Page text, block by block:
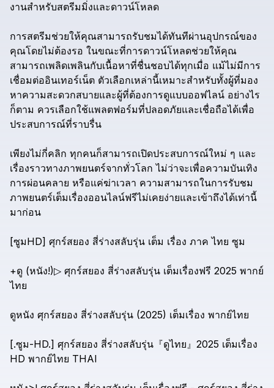
งานสำหรับสตรีมมิ่งและดาวน์โหลด
การสตรีมช่วยให้คุณสามารถรับชมได้ทันทีผ่านอุปกรณ์ของ
คุณโดยไม่ต้องรอ ในขณะที่การดาวน์โหลดช่วยให้คุณ
สามารถเพลิดเพลินกับเนื้อหาที่ชื่นชอบได้ทุกเมื่อ แม้ไม่มีการ
เชื่อมต่ออินเทอร์เน็ต ตัวเลือกเหล่านี้เหมาะสำหรับทั้งผู้ที่มอง
หาความสะดวกสบายและผู้ที่ต้องการดูแบบออฟไลน์ อย่างไร
ก็ตาม ควรเลือกใช้แพลตฟอร์มที่ปลอดภัยและเชื่อถือได้เพื่อ
ประสบการณ์ที่ราบรื่น
เพียงไม่กี่คลิก ทุกคนก็สามารถเปิดประสบการณ์ใหม่ ๆ และ
เรื่องราวทางภาพยนตร์จากทั่วโลก ไม่ว่าจะเพื่อความบันเทิง
การผ่อนคลาย หรือแค่ฆ่าเวลา ความสามารถในการรับชม
ภาพยนตร์เต็มเรื่องออนไลน์ฟรีไม่เคยง่ายและเข้าถึงได้เท่านี้
มาก่อน
[ซูมHD] ศุกร์สยอง สี่ร่างสลับรุ่น เต็ม เรื่อง ภาค ไทย ซูม
+ดู (หนัง!)▷ ศุกร์สยอง สี่ร่างสลับรุ่น เต็มเรื่องฟรี 2025 พากย์
ไทย
ดูหนัง ศุกร์สยอง สี่ร่างสลับรุ่น (2025) เต็มเรื่อง พากย์ไทย
[.ซูม-HD.] ศุกร์สยอง สี่ร่างสลับรุ่น『ดูไทย』2025 เต็มเรื่อง
HD พากย์ไทย THAI